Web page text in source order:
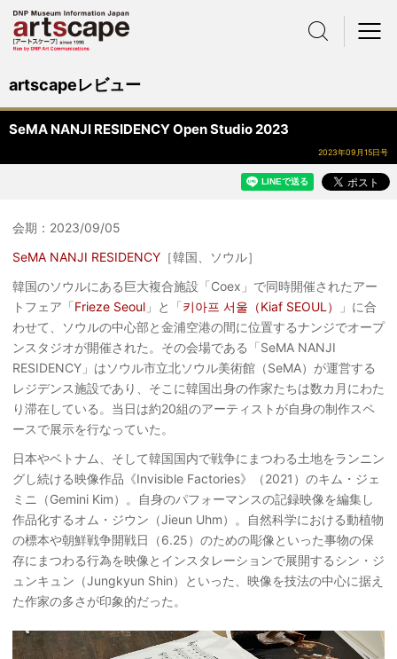
artscapeレビュー
SeMA NANJI RESIDENCY Open Studio 2023
2023年09月15日号
会期：2023/09/05
SeMA NANJI RESIDENCY ［韓国、ソウル］
韓国のソウルにある巨大複合施設「Coex」で同時開催されたアー
トフェア「Frieze Seoul 」と「키아프 서울（Kiaf SEOUL）
」に合
わせて、ソウルの中心部と金浦空港の間に位置するナンジでオープ
ンスタジオが開催された。その会場である「SeMA NANJI
RESIDENCY」はソウル市立北ソウル美術館（SeMA）が運営する
レジデンス施設であり、そこに韓国出身の作家たちは数カ月にわた
り滞在している。当日は約20組のアーティストが自身の制作スペ
ースで展示を行なっていた。
日本やベトナム、そして韓国国内で戦争にまつわる土地をランニン
グし続ける映像作品《Invisible Factories》（2021）のキム・ジェ
ミニ（Gemini Kim）。自身のパフォーマンスの記録映像を編集し
作品化するオム・ジウン（Jieun Uhm）。自然科学における動植物
の標本や朝鮮戦争開戦日（6.25）のための彫像といった事物の保
存にまつわる行為を映像とインスタレーションで展開するシン・ジ
ュンキュン（Jungkyun Shin）といった、映像を技法の中心に据え
た作家の多さが印象的だった。
サイト内検索